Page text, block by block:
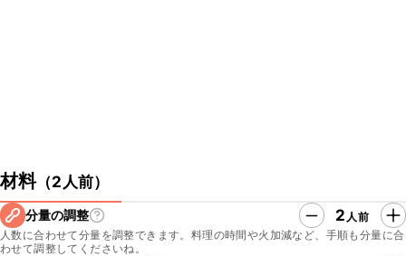
材料（2人前）
分量の調整 2 人前
人数に合わせて分量を調整できます。料理の時間や火加減など、手順も分量に合
わせて調整してくださいね。